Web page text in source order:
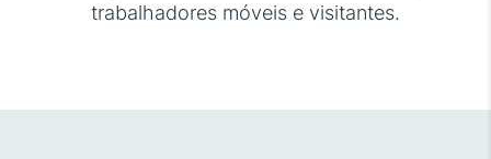
trabalhadores móveis e visitantes.